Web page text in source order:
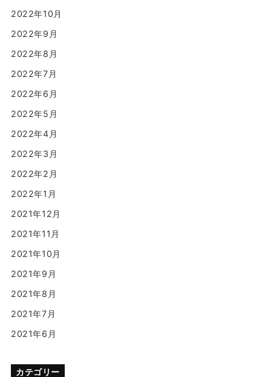
2022年10月
2022年9月
2022年8月
2022年7月
2022年6月
2022年5月
2022年4月
2022年3月
2022年2月
2022年1月
2021年12月
2021年11月
2021年10月
2021年9月
2021年8月
2021年7月
2021年6月
カテゴリー